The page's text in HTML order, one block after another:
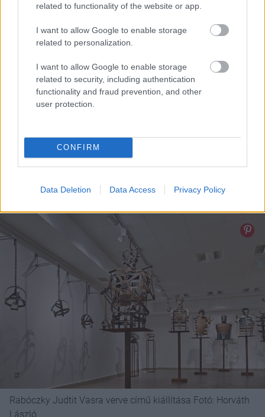
related to functionality of the website or app.
I want to allow Google to enable storage
related to personalization.
I want to allow Google to enable storage
related to security, including authentication
functionality and fraud prevention, and other
user protection.
CONFIRM
Data Deletion Data Access Privacy Policy
Rabóczky Judtit Vasra verve című kiállítása Fotó: Horváth
László